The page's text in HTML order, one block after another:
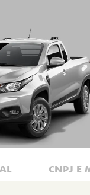
CNPJ E